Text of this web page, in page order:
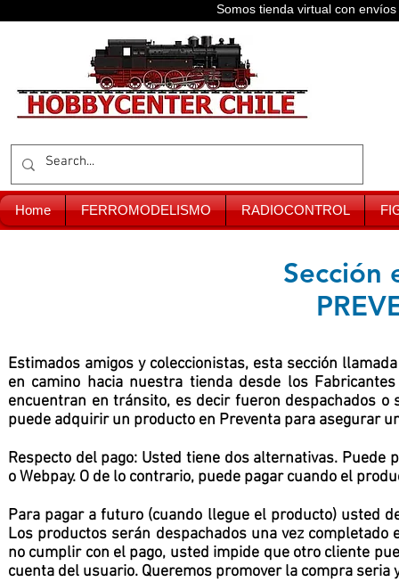
Somos tienda virtual con
Home FERROMODELISMO RADIOCONTROL
Sección
Estimados amigos y coleccionistas, esta sección
en camino hacia nuestra tienda desde los
encuentran en tránsito, es decir fueron despachados
puede adquirir un producto en Preventa para asegurar
Respecto del pago: Usted tiene dos alternativas.
o Webpay. O de lo contrario, puede pagar cuando el
Para pagar a futuro (cuando llegue el producto) usted
Los productos serán despachados una vez
no cumplir con el pago, usted impide que otro cliente
cuenta del usuario. Queremos promover la compra seria